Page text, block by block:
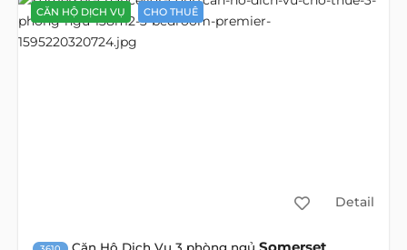
CĂN HỘ DỊCH VỤ CHO THUÊ
Detail